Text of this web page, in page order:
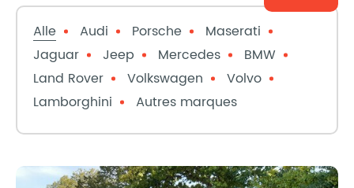
Alle Audi Porsche
Maserati
Jaguar
Jeep Mercedes
BMW
Land Rover
Volkswagen
Volvo
Lamborghini
Autres marques